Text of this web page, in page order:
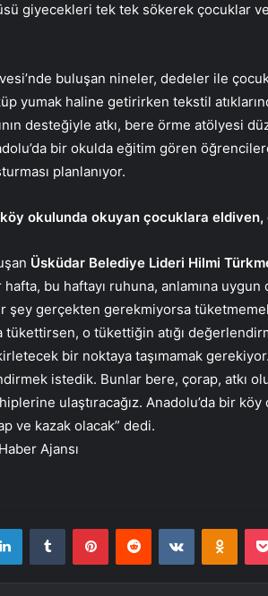
giyecekleri tek tek sökerek çocuklar
buluşan nineler, dedeler ile
yumak haline getirirken tekstil
desteğiyle atkı, bere örme atölyesi
bir okulda eğitim gören
planlanıyor.
köy okulunda okuyan çocuklara
Üsküdar Belediye Lideri Hilmi
bu haftayı ruhuna, anlamına
şey gerçekten gerekmiyorsa
tükettirsen, o tükettiğin atığı
bir noktaya taşımamak
istedik. Bunlar bere, çorap, atkı
ulaştıracağız. Anadolu’da bir
ve kazak olacak” dedi.
Ajansı
LinkedInTumblr PinterestReddit VKontakte